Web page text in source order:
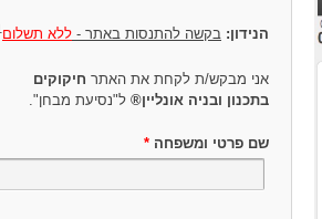
הנידון: בקשה להתנסות באתר -ללא תשלום
אני מבקש/ת לקחת את האתר חיקוקים
בתכנון ובניה אונליין® ל"נסיעת מבחן".
שם פרטי ומשפחה*